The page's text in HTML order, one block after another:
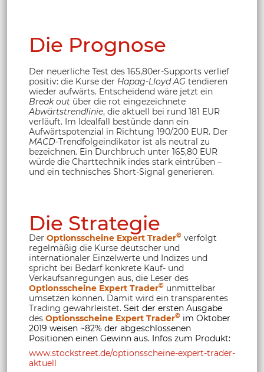
Die Prognose
Der neuerliche Test des 165,80er-Supports verlief
positiv: die Kurse der Hapag-Lloyd AG tendieren
wieder aufwärts. Entscheidend wäre jetzt ein
Break out über die rot eingezeichnete
Abwärtstrendlinie, die aktuell bei rund 181 EUR
verläuft. Im Idealfall bestünde dann ein
Aufwärtspotenzial in Richtung 190/200 EUR. Der
MACD-Trendfolgeindikator ist als neutral zu
bezeichnen. Ein Durchbruch unter 165,80 EUR
würde die Charttechnik indes stark eintrüben –
und ein technisches Short-Signal generieren.
Die Strategie
Der Optionsscheine Expert Trader© verfolgt
regelmäßig die Kurse deutscher und
internationaler Einzelwerte und Indizes und
spricht bei Bedarf konkrete Kauf- und
Verkaufsanregungen aus, die Leser des
Optionsscheine Expert Trader© unmittelbar
umsetzen können. Damit wird ein transparentes
Trading gewährleistet. Seit der ersten Ausgabe
des Optionsscheine Expert Trader© im Oktober
2019 weisen ~82% der abgeschlossenen
Positionen einen Gewinn aus. Infos zum Produkt:
www.stockstreet.de/optionsscheine-expert-trader-
aktuell